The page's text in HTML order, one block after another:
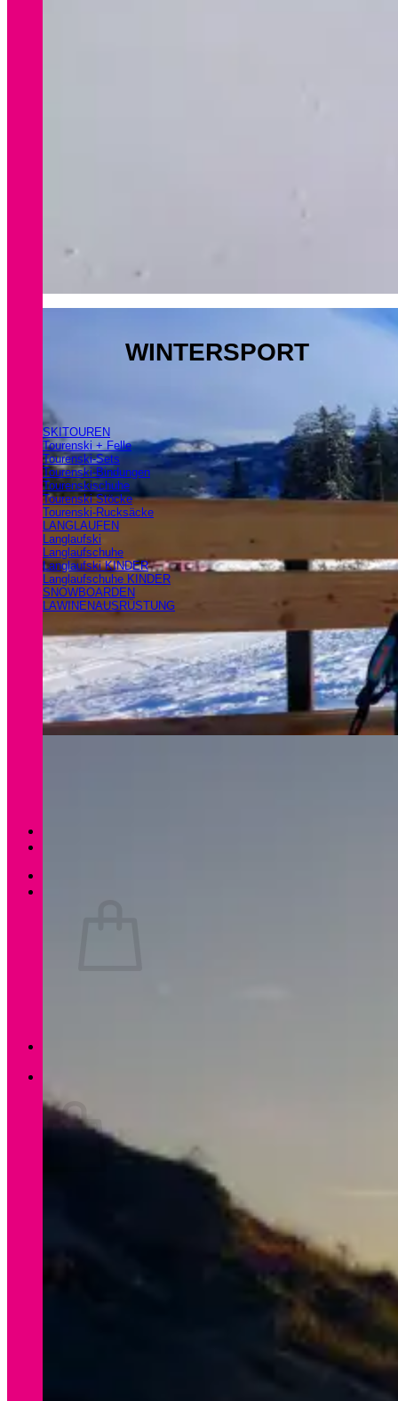
Es befinden sich keine Produkte im Warenkorb.
WINTERSPORT
SKITOUREN
Tourenski + Felle
Tourenski-Sets
Tourenski-Bindungen
Tourenskischuhe
Tourenski Stöcke
Tourenski-Rucksäcke
LANGLAUFEN
Langlaufski
Langlaufschuhe
Langlaufski KINDER
Langlaufschuhe KINDER
SNOWBOARDEN
LAWINENAUSRÜSTUNG